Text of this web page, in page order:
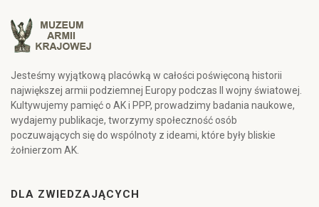
Jesteśmy wyjątkową placówką w całości poświęconą historii
największej armii podziemnej Europy podczas II wojny światowej.
Kultywujemy pamięć o AK i PPP, prowadzimy badania naukowe,
wydajemy publikacje, tworzymy społeczność osób
poczuwających się do wspólnoty z ideami, które były bliskie
żołnierzom AK.
DLA ZWIEDZAJĄCYCH